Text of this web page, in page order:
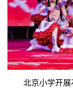
北京小学开